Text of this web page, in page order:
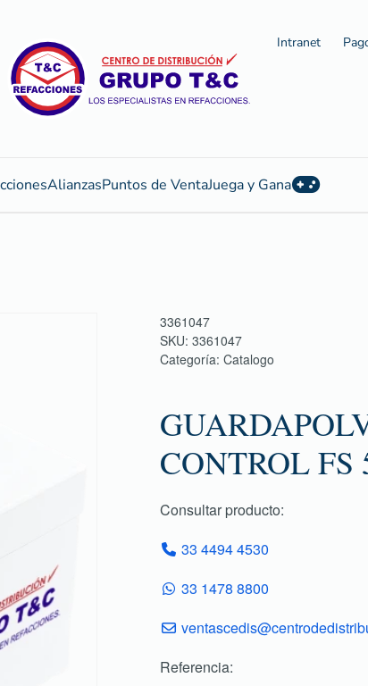
Intranet
AlianzasPuntos de VentaJuega y Gana
3361047
SKU: 3361047
Categoría: Catalogo
CONTROL FS
Consultar producto:
33 4494 4530
33 1478 8800
Referencia: